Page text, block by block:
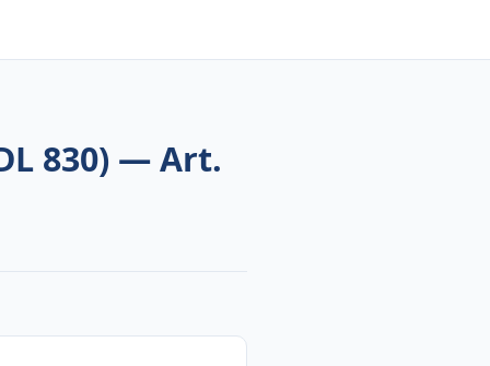
830) — Art.